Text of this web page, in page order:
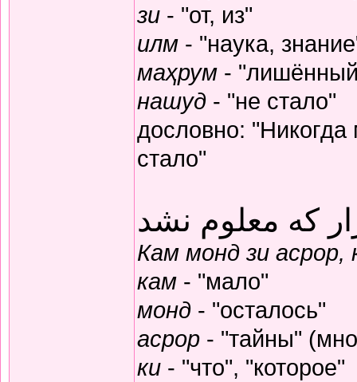
зи - "от, из"
илм - "наука,
маҳрум -
нашуд - "не стало"
дословно:
стало"
که معلوم نشد
Кам монд зи
кам - "мало"
монд - "осталось"
асрор - "тайны"
ки - "что", "которое"